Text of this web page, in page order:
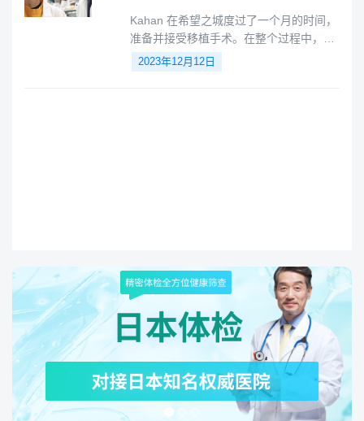
Kahan 在希望之城度过了一个月的时间，
准备并接受移植手术。在整个过程中，
Amanam 博士依然持续来帮助这对夫妻减
轻治疗的压力，几乎每晚都会看望他，与
2023年12月12日